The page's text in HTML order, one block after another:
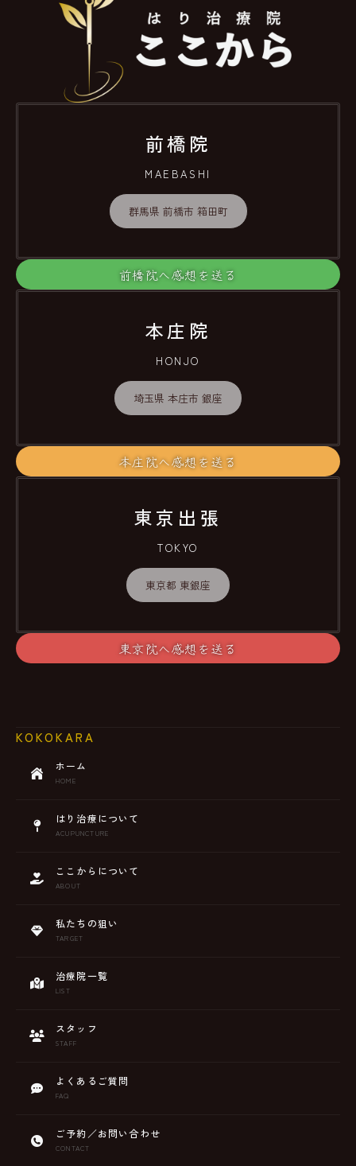
前橋院
MAEBASHI
群馬県 前橋市 箱田町
前橋院へ感想を送る
本庄院
HONJO
埼玉県 本庄市 銀座
本庄院へ感想を送る
東京出張
TOKYO
東京都 東銀座
東京院へ感想を送る
KOKOKARA
ホーム
HOME
はり治療について
ACUPUNCTURE
ここからについて
ABOUT
私たちの狙い
TARGET
治療院一覧
LIST
スタッフ
STAFF
よくあるご質問
FAQ
ご予約／お問い合わせ
CONTACT